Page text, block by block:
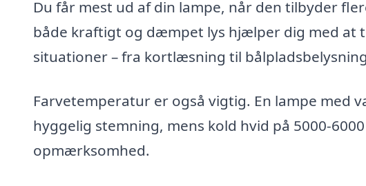
Du får mest ud af din lampe, når den tilbyder
både kraftigt og dæmpet lys hjælper dig med at
situationer – fra kortlæsning til
Farvetemperatur er også vigtig. En lampe med
hyggelig stemning, mens kold hvid på 5000-
opmærksomhed.